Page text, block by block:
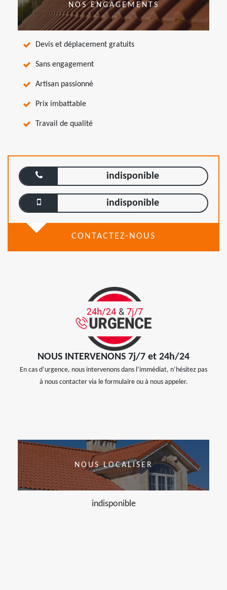
NOS ENGAGEMENTS
Devis et déplacement gratuits
Sans engagement
Artisan passionné
Prix imbattable
Travail de qualité
indisponible
indisponible
CONTACTEZ-NOUS
NOUS INTERVENONS 7j/7 et 24h/24
En cas d’urgence, nous intervenons dans l’immédiat, n’hésitez pas
à nous contacter via le formulaire ou à nous appeler.
NOUS LOCALISER
indisponible